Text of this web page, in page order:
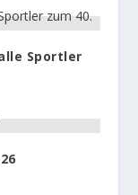
Sportler